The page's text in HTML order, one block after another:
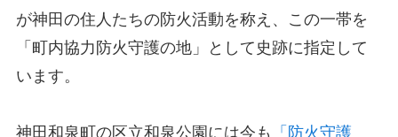
が神田の住人たちの防火活動を称え、この一帯を
「町内協力防火守護の地」として史跡に指定して
います。
神田和泉町の区立和泉公園には今も
「防火守護